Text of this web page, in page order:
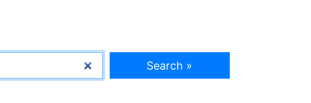
Search »